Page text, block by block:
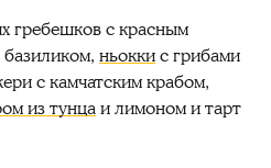
гребешков с красным
ньоккис грибами
с камчатским крабом,
из тунцаи лимоном и тарт